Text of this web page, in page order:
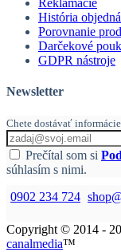
Reklamácie
História
Porovnanie
Darčekové
GDPR nástroje
Newsletter
Chete dostávať
Prečítal som si
súhlasím s nimi.
0902 234 724
Copyright © 2014 -
canalmedia™